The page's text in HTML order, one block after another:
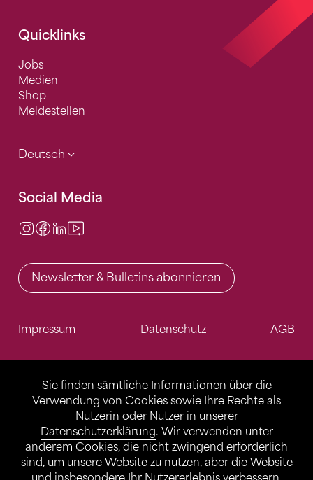
Sie finden sämtliche Informationen über die
Verwendung von Cookies sowie Ihre Rechte als
Nutzerin oder Nutzer in unserer
Datenschutzerklärung. Wir verwenden unter
anderem Cookies, die nicht zwingend erforderlich
sind, um unsere Website zu nutzen, aber die Website
Quicklinks
Jobs
Medien
Shop
Meldestellen
Deutsch
Social Media
Instagram
Facebook
LinkedIn
Newsletter & Bulletins abonnieren
Impressum Datenschutz AGB